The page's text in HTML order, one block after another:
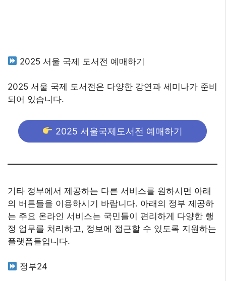
2025 서울 국제 도서전 예매하기
2025 서울 국제 도서전은 다양한 강연과 세미나가 준비
되어 있습니다.
2025 서울국제도서전 예매하기
기타 정부에서 제공하는 다른 서비스를 원하시면 아래
의 버튼들을 이용하시기 바랍니다. 아래의 정부 제공하
는 주요 온라인 서비스는 국민들이 편리하게 다양한 행
정 업무를 처리하고, 정보에 접근할 수 있도록 지원하는
플랫폼들입니다.
정부24